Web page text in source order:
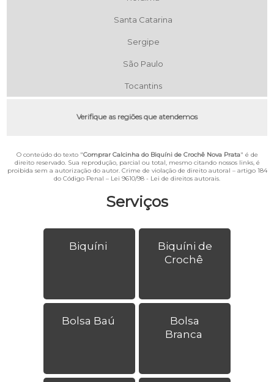
Serviços
Biquíni
Biquíni de
Crochê
Bolsa Baú
Bolsa
Branca
Santa Catarina
Sergipe
São Paulo
Tocantins
Verifique as regiões que atendemos
O conteúdo do texto "Comprar Calcinha do Biquíni de Crochê Nova Prata" é de
direito reservado. Sua reprodução, parcial ou total, mesmo citando nossos links, é
proibida sem a autorização do autor. Crime de violação de direito autoral – artigo 184
do Código Penal – Lei 9610/98 - Lei de direitos autorais.